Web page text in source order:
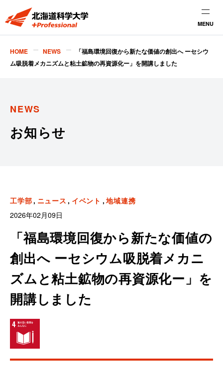
MENU
HOME NEWS
「福島環境回復から新たな価値の創出へ ーセシウ
ム吸脱着メカニズムと粘土鉱物の再資源化ー」を開講しました
NEWS
お知らせ
工学部 ニュース イベント
地域連携
2026年02月09日
「福島環境回復から新たな価値の
創出へ ーセシウム吸脱着メカニ
ズムと粘土鉱物の再資源化ー」を
開講しました